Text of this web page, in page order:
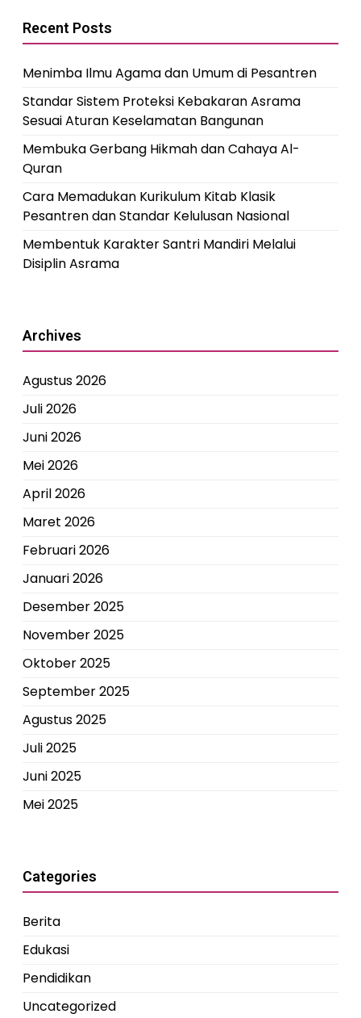
Recent Posts
Menimba Ilmu Agama dan Umum di Pesantren
Standar Sistem Proteksi Kebakaran Asrama
Sesuai Aturan Keselamatan Bangunan
Membuka Gerbang Hikmah dan Cahaya Al-
Quran
Cara Memadukan Kurikulum Kitab Klasik
Pesantren dan Standar Kelulusan Nasional
Membentuk Karakter Santri Mandiri Melalui
Disiplin Asrama
Archives
Agustus 2026
Juli 2026
Juni 2026
Mei 2026
April 2026
Maret 2026
Februari 2026
Januari 2026
Desember 2025
November 2025
Oktober 2025
September 2025
Agustus 2025
Juli 2025
Juni 2025
Mei 2025
Categories
Berita
Edukasi
Pendidikan
Uncategorized